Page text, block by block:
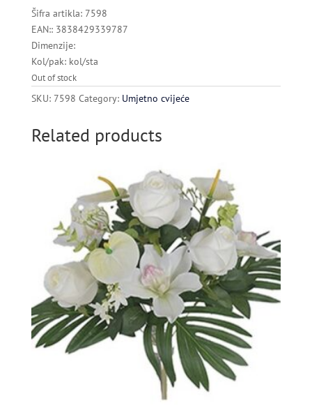
Šifra artikla: 7598
EAN:: 3838429339787
Dimenzije:
Kol/pak: kol/sta
Out of stock
SKU: 7598 Category: Umjetno cvijeće
Related products